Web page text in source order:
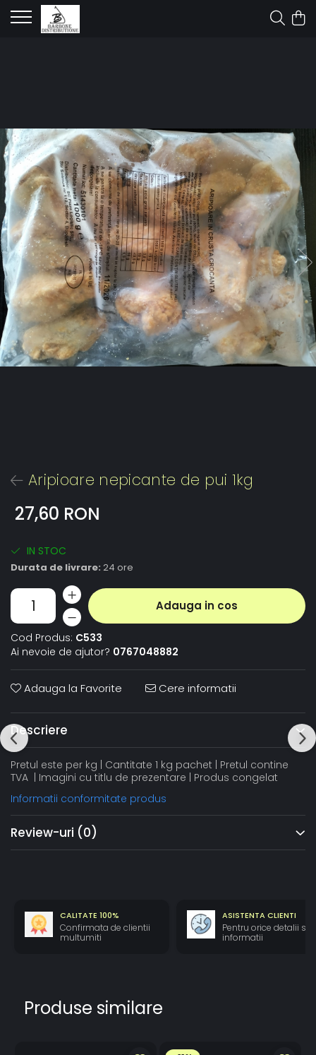
Aripioare nepicante de pui 1kg
27,60 RON
IN STOC
Durata de livrare: 24 ore
Adauga in cos
Cod Produs: C533
Ai nevoie de ajutor? 0767048882
Adauga la Favorite Cere informatii
Descriere
Pretul este per kg | Cantitate 1 kg pachet | Pretul contine
TVA | Imagini cu titlu de prezentare | Produs congelat
Informatii conformitate produs
Review-uri (0)
CALITATE 100%
Confirmata de clientii
multumiti
ASISTENTA CLIENTI
Pentru orice detalii si
informatii
Produse similare